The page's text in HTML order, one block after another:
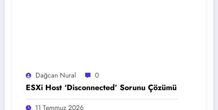
Dağcan Nural 0
ESXi Host ‘Disconnected’ Sorunu Çözümü
11 Temmuz 2026